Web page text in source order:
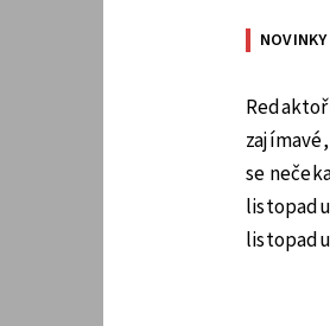
NOVINKY
se